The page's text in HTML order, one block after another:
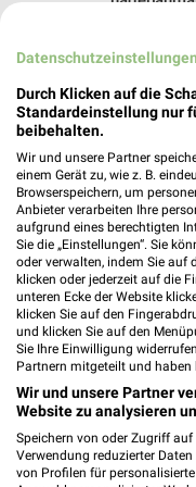
312,82 km
Baumärkte
Umgebung
6 Prospekte
toom Baumarkt
Datenschutzeinstellungen
Durch Klicken auf die
Standardeinstellung nur
beibehalten.
Wir und unsere Partner
einem Gerät zu, wie z. B.
Browserspeichern, um
Anbieter verarbeiten Ihre
aufgrund eines berechtigten
Sie die „Einstellungen“. Sie
oder verwalten, indem Sie auf
klicken oder jederzeit auf die
unteren Ecke der Website
klicken Sie auf den
und klicken Sie auf den
Sie Ihre Einwilligung
Partnern mitgeteilt und haben
Wir und unsere Partner
Website zu analysieren
Speichern von oder Zugriff
Verwendung reduzierter
von Profilen für